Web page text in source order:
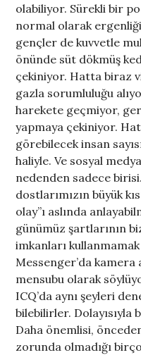
olabiliyor. Sürekli bir
normal olarak
gençler de kuvvetle
önünde süt dökmüş
çekiniyor. Hatta biraz
gazla sorumluluğu
harekete geçmiyor,
yapmaya çekiniyor.
görebilecek insan
haliyle. Ve sosyal
nedenden sadece
dostlarımızın büyük
olay”ı aslında
günümüz şartlarının
imkanları
Messenger’da kamera
mensubu olarak
ICQ’da aynı şeyleri
bilebilirler. Dolayısıyla
Daha önemlisi,
zorunda olmadığı